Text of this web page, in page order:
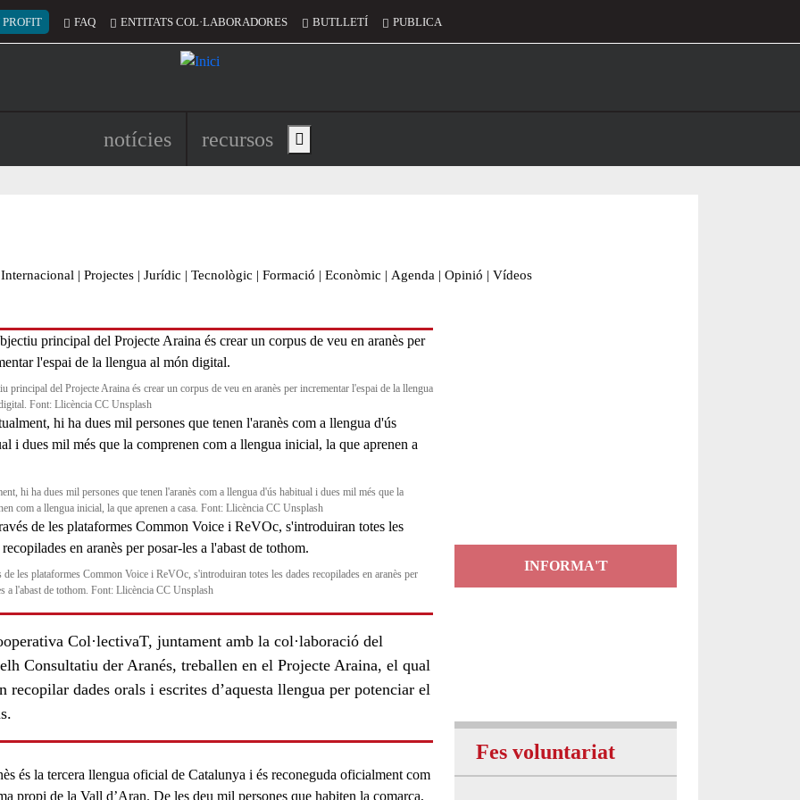
del compte d'usuari
PROFIT FAQ ENTITATS COL·LABORADORES BUTLLETÍ PUBLICA
Navegació principal de l'encapçalament
notícies recursos Show main menu
Internacional | Projectes | Jurídic | Tecnològic | Formació | Econòmic | Agenda | Opinió | Vídeos
principal del Projecte Araina és crear un corpus de veu en aranès per incrementar l'espai de la llengua
Font: Llicència CC Unsplash
hi ha dues mil persones que tenen l'aranès com a llengua d'ús habitual i dues mil més que la
com a llengua inicial, la que aprenen a casa. Font: Llicència CC Unsplash
de les plataformes Common Voice i ReVOc, s'introduiran totes les dades recopilades en aranès per
a l'abast de tothom. Font: Llicència CC Unsplash
Col·lectivaT, juntament amb la col·laboració del
Consultatiu der Aranés, treballen en el Projecte Araina, el qual
recopilar dades orals i escrites d’aquesta llengua per potenciar el
és la tercera llengua oficial de Catalunya i és reconeguda oficialment com
propi de la Vall d’Aran. De les deu mil persones que habiten la comarca,
INFORMA'T
Fes voluntariat